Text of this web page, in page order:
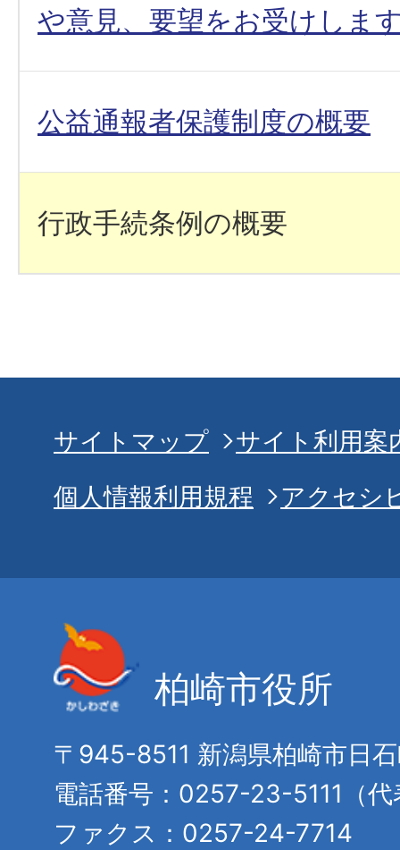
や意見、要望をお受けしま
公益通報者保護制度の概要
行政手続条例の概要
サイトマップ
サイト利用案
個人情報利用規程
アクセシ
柏崎市役所
〒945-8511 新潟県柏崎市日
電話番号：0257-23-5111（代
ファクス：0257-24-7714